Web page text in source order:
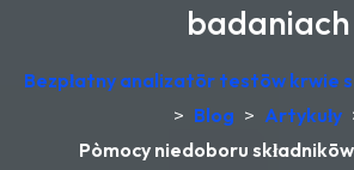
badaniach
Bezpłatny analizatōr testōw krwie
> Blog > Artykuły
Pòmocy niedoboru